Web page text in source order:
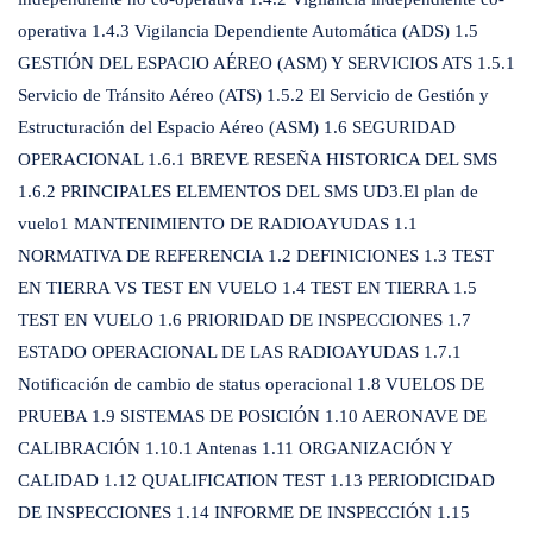
operativa 1.4.3 Vigilancia Dependiente Automática (ADS) 1.5
GESTIÓN DEL ESPACIO AÉREO (ASM) Y SERVICIOS ATS 1.5.1
Servicio de Tránsito Aéreo (ATS) 1.5.2 El Servicio de Gestión y
Estructuración del Espacio Aéreo (ASM) 1.6 SEGURIDAD
OPERACIONAL 1.6.1 BREVE RESEÑA HISTORICA DEL SMS
1.6.2 PRINCIPALES ELEMENTOS DEL SMS UD3.El plan de
vuelo1 MANTENIMIENTO DE RADIOAYUDAS 1.1
NORMATIVA DE REFERENCIA 1.2 DEFINICIONES 1.3 TEST
EN TIERRA VS TEST EN VUELO 1.4 TEST EN TIERRA 1.5
TEST EN VUELO 1.6 PRIORIDAD DE INSPECCIONES 1.7
ESTADO OPERACIONAL DE LAS RADIOAYUDAS 1.7.1
Notificación de cambio de status operacional 1.8 VUELOS DE
PRUEBA 1.9 SISTEMAS DE POSICIÓN 1.10 AERONAVE DE
CALIBRACIÓN 1.10.1 Antenas 1.11 ORGANIZACIÓN Y
CALIDAD 1.12 QUALIFICATION TEST 1.13 PERIODICIDAD
DE INSPECCIONES 1.14 INFORME DE INSPECCIÓN 1.15